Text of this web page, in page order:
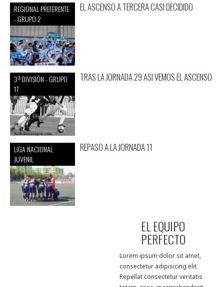
REGIONAL PREFERENTE
- GRUPO 2
EL ASCENSO A TERCERA CASI DECIDIDO
3ª DIVISIÓN - GRUPO
17
TRAS LA JORNADA 29 ASI VEMOS EL ASCENSO
LIGA NACIONAL
JUVENIL
REPASO A LA JORNADA 11
EL EQUIPO
PERFECTO
Lorem ipsum dolor sit amet,
consectetur adipisicing elit.
Repellat consectetur veritatis